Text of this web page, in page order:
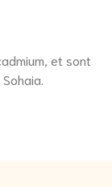
et sont